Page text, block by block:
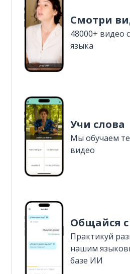
Смотри
48000+ видео
языка
Учи слова
Мы обучаем
видео
Общайся
Практикуй
нашим
базе ИИ